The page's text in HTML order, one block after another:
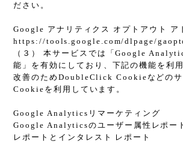
ださい。
Google アナリティクス オプトアウト ア
https://tools.google.com/dlpage/
（３） 本サービスでは「Google
能」を有効にしており、下記の機能を利
改善のためDoubleClick Cookieなどのサ
Cookieを利用しています。
Google Analyticsリマーケティング
Google Analyticsのユーザー属性レポー
レポートとインタレスト レポート